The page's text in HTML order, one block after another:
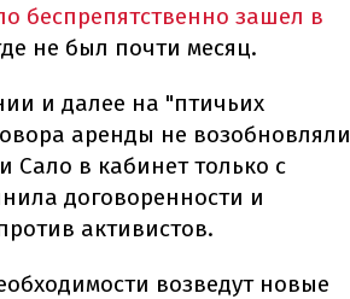
беспрепятственно зашел в
не был почти месяц.
и далее на "птичьих
аренды не возобновляли
Сало в кабинет только с
договоренности и
активистов.
возведут новые